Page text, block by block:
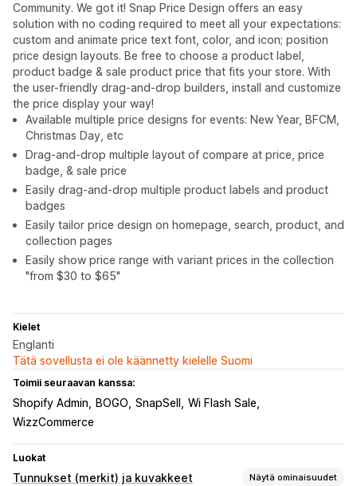
Community. We got it! Snap Price Design offers an easy
solution with no coding required to meet all your expectations:
custom and animate price text font, color, and icon; position
price design layouts. Be free to choose a product label,
product badge & sale product price that fits your store. With
the user-friendly drag-and-drop builders, install and customize
the price display your way!
Available multiple price designs for events: New Year, BFCM,
Christmas Day, etc
Drag-and-drop multiple layout of compare at price, price
badge, & sale price
Easily drag-and-drop multiple product labels and product
badges
Easily tailor price design on homepage, search, product, and
collection pages
Easily show price range with variant prices in the collection
"from $30 to $65"
Kielet
Englanti
Tätä sovellusta ei ole käännetty kielelle Suomi
Toimii seuraavan kanssa:
Shopify Admin BOGO SnapSell
Wi Flash Sale
WizzCommerce
Luokat
Tunnukset (merkit) ja kuvakkeet Näytä ominaisuudet